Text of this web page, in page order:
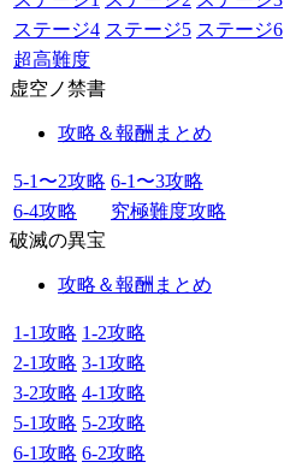
ステージ4 ステージ5 ステージ6
超高難度
虚空ノ禁書
攻略＆報酬まとめ
5-1〜2攻略 6-1〜3攻略
6-4攻略
究極難度攻略
破滅の異宝
攻略＆報酬まとめ
1-1攻略 1-2攻略
2-1攻略 3-1攻略
3-2攻略 4-1攻略
5-1攻略 5-2攻略
6-1攻略 6-2攻略